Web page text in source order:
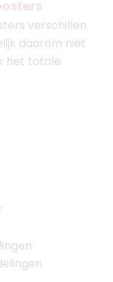
verschillen
daarom niet
het totale